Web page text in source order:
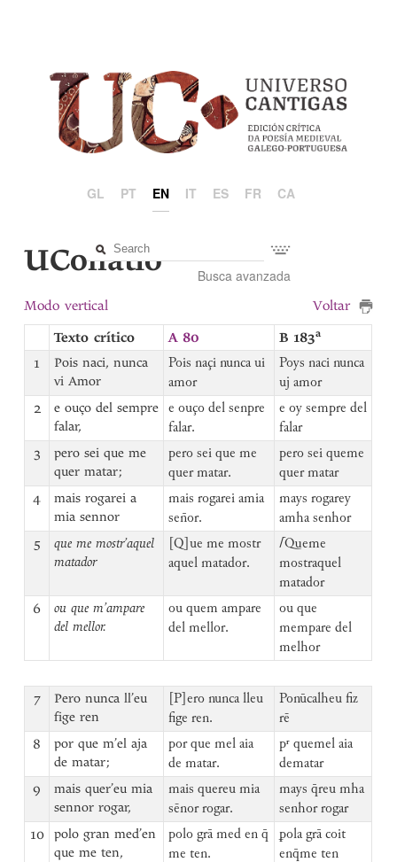
GL PT EN IT ES FR CA
Busca avanzada
UCollatio
Modo vertical
Voltar
Texto crítico
A 80 B 183a
1
Pois naci, nunca
vi Amor
Pois naçi nunca ui
amor
Poys naci nunca
uj amor
2
e ouço del sempre
falar,
e ouço del senpre
falar.
e oy sempre del
falar
3
pero sei que me
quer matar;
pero sei que me
quer matar.
pero sei queme
quer matar
4
mais rogarei a
mia sennor
mais rogarei amia
sen̄or.
mays rogarey
amha senhor
5
que me mostr’aquel
matador
[Q]ue me mostr
aquel matador.
⌈Queme
mostraquel
matador
6
ou que m’ampare
del mellor.
ou quem ampare
del mellor.
ou que
mempare del
melhor
7
Pero nunca ll’eu
fige ren
[P]ero nunca lleu
fige ren.
Ponūcalheu fiz
rē
8
por que m’el aja
de matar;
por que mel aia
de matar.
pʳ quemel aia
dematar
9
mais quer’eu mia
sennor rogar,
mais quereu mia
sēnor rogar.
mays q̄reu mha
senhor rogar
10
polo gran med’en
que me ten,
polo grā med en q̄
me ten.
ꝑola grā coit
enq̄me ten